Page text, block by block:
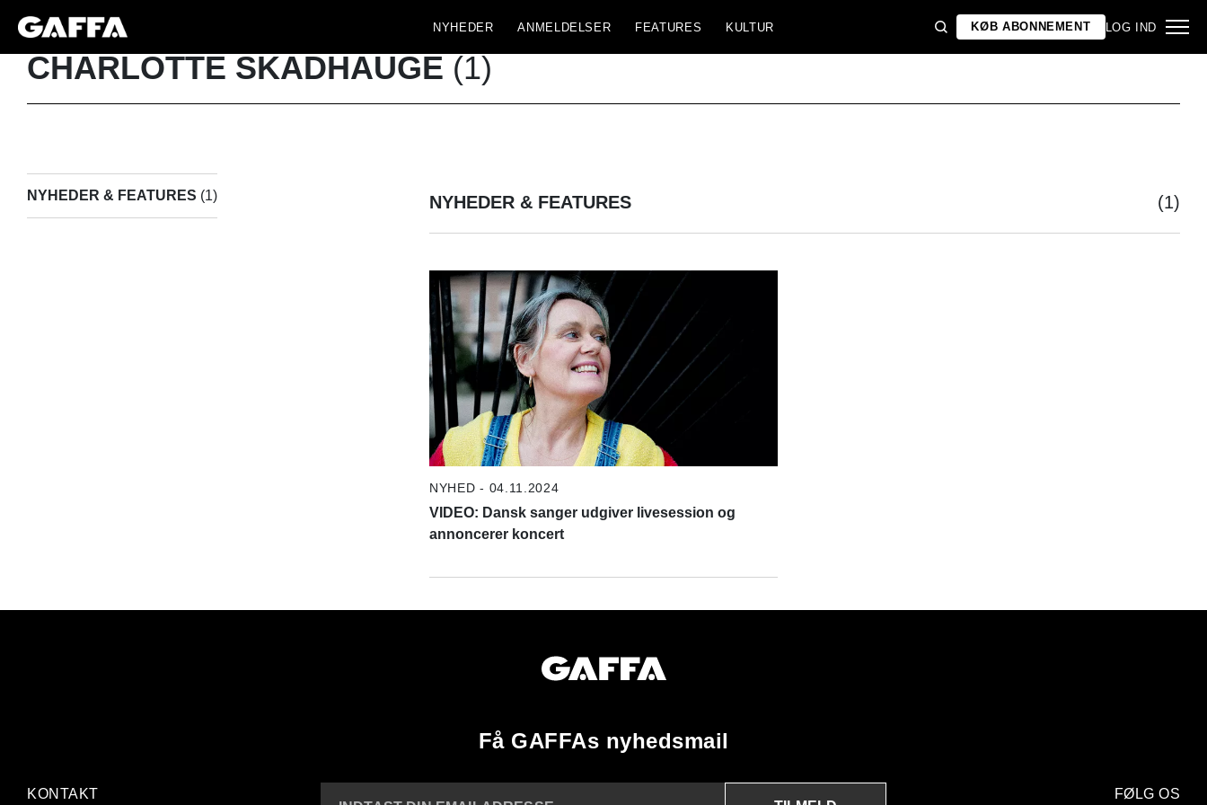
NYHEDER ANMELDELSER FEATURES KULTUR KØB ABONNEMENT LOG IND
CHARLOTTE SKADHAUGE (1)
NYHEDER & FEATURES (1) NYHEDER & FEATURES (1)
NYHED - 04.11.2024
VIDEO: Dansk sanger udgiver livesession og
annoncerer koncert
Få GAFFAs nyhedsmail
KONTAKT
FØLG OS